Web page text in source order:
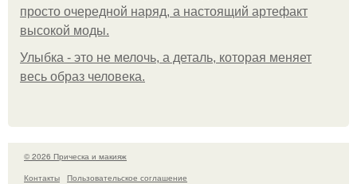
просто очередной наряд, а настоящий артефакт
высокой моды.
Улыбка - это не мелочь, а деталь, которая меняет
весь образ человека.
© 2026 Прическа и макияж
Контакты
Пользовательское соглашение